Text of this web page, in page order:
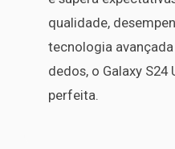
qualidade,
tecnologia
dedos, o Galaxy S24
perfeita.